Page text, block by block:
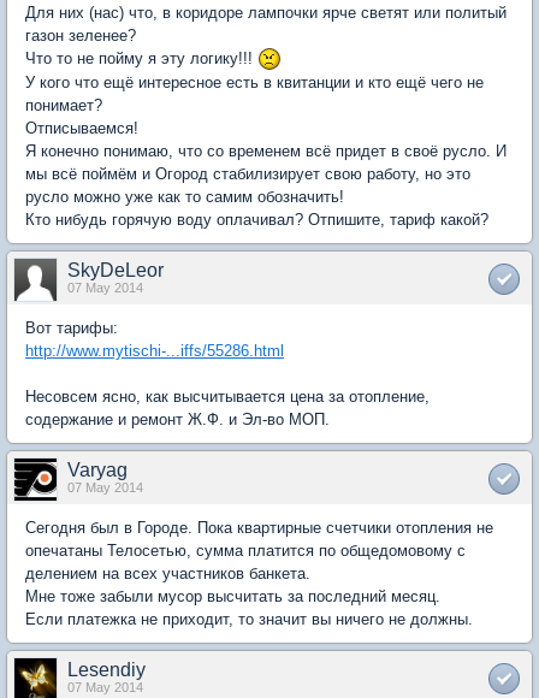
Для них (нас) что, в коридоре лампочки ярче светят или политый
газон зеленее?
Что то не пойму я эту логику!!!
У кого что ещё интересное есть в квитанции и кто ещё чего не
понимает?
Отписываемся!
Я конечно понимаю, что со временем всё придет в своё русло. И
мы всё поймём и Огород стабилизирует свою работу, но это
русло можно уже как то самим обозначить!
Кто нибудь горячую воду оплачивал? Отпишите, тариф какой?
SkyDeLeor
07 May 2014
Вот тарифы:
http://www.mytischi-...iffs/55286.html
Несовсем ясно, как высчитывается цена за отопление,
содержание и ремонт Ж.Ф. и Эл-во МОП.
Varyag
07 May 2014
Сегодня был в Городе. Пока квартирные счетчики отопления не
опечатаны Телосетью, сумма платится по общедомовому с
делением на всех участников банкета.
Мне тоже забыли мусор высчитать за последний месяц.
Если платежка не приходит, то значит вы ничего не должны.
Lesendiy
07 May 2014